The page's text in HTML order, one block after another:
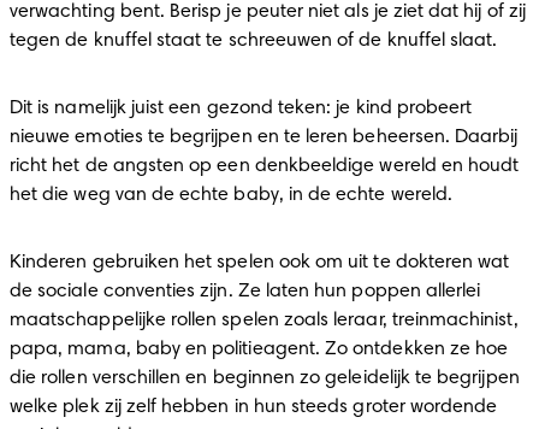
verwachting bent. Berisp je peuter niet als je ziet dat hij of zij
tegen de knuffel staat te schreeuwen of de knuffel slaat.
Dit is namelijk juist een gezond teken: je kind probeert
nieuwe emoties te begrijpen en te leren beheersen. Daarbij
richt het de angsten op een denkbeeldige wereld en houdt
het die weg van de echte baby, in de echte wereld.
Kinderen gebruiken het spelen ook om uit te dokteren wat
de sociale conventies zijn. Ze laten hun poppen allerlei
maatschappelijke rollen spelen zoals leraar, treinmachinist,
papa, mama, baby en politieagent. Zo ontdekken ze hoe
die rollen verschillen en beginnen zo geleidelijk te begrijpen
welke plek zij zelf hebben in hun steeds groter wordende